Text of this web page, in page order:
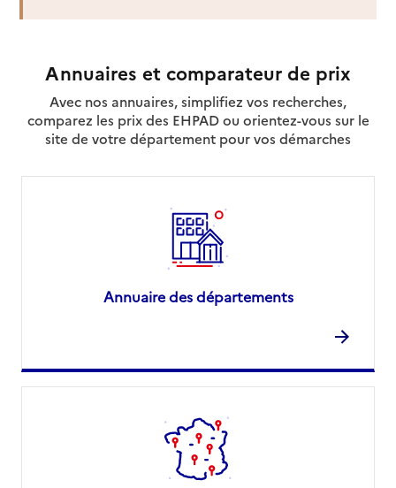
Annuaires et comparateur de prix
Avec nos annuaires, simplifiez vos recherches,
comparez les prix des EHPAD ou orientez-vous sur le
site de votre département pour vos démarches
Annuaire des départements